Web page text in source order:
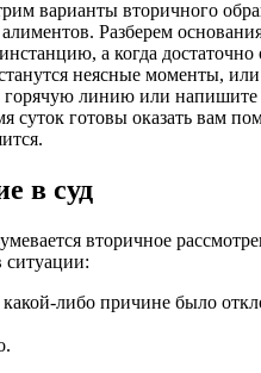
варианты вторичного
Разберем
а когда
неясные моменты,
горячую линию или
готовы оказать вам
в суд
вторичное
ситуации:
какой-либо причине было